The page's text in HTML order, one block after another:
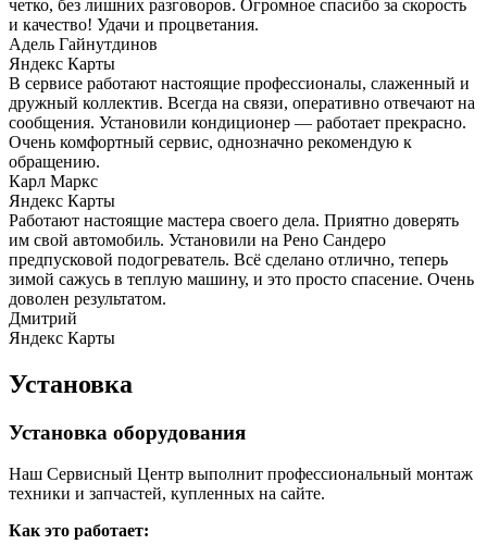
четко, без лишних разговоров. Огромное спасибо за скорость
и качество! Удачи и процветания.
Адель Гайнутдинов
Яндекс Карты
В сервисе работают настоящие профессионалы, слаженный и
дружный коллектив. Всегда на связи, оперативно отвечают на
сообщения. Установили кондиционер — работает прекрасно.
Очень комфортный сервис, однозначно рекомендую к
обращению.
Карл Маркс
Яндекс Карты
Работают настоящие мастера своего дела. Приятно доверять
им свой автомобиль. Установили на Рено Сандеро
предпусковой подогреватель. Всё сделано отлично, теперь
зимой сажусь в теплую машину, и это просто спасение. Очень
доволен результатом.
Дмитрий
Яндекс Карты
Установка
Установка оборудования
Наш Сервисный Центр выполнит профессиональный монтаж
техники и запчастей, купленных на сайте.
Как это работает: